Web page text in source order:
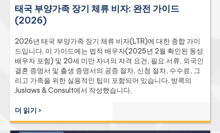
태국 부양가족 장기 체류 비자: 완전 가이드
(2026)
2026년 태국 부양가족 장기 체류 비자(LTR)에 대한 종합 가이
드입니다. 이 가이드에는 법적 배우자(2025년 2월 확인된 동성
배우자 포함) 및 20세 미만 자녀의 자격 요건, 필요 서류, 외국인
결혼 증명서 및 출생 증명서의 공증 절차, 신청 절차, 수수료, 그
리고 가족을 위한 실용적인 팁이 포함되어 있습니다. 방콕의
Juslaws & Consult에서 작성했습니다.
더 읽기 ›